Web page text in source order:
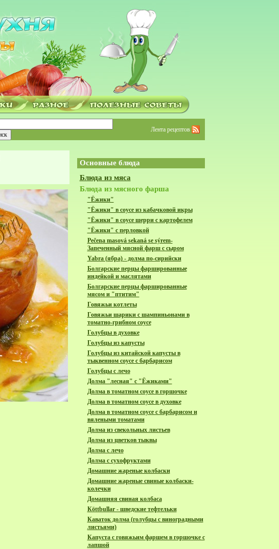
Лента рецептов
Основные блюда
Блюда из мяса
Блюда из мясного фарша
"Ёжики"
"Ёжики" в соусе из кабачковой икры
"Ёжики" в соусе шерри с картофелем
"Ёжики" с перловкой
Pečena masová sekaná se sýrem-
Запеченный мясной фарш с сыром
Yabra (ябра) - долма по-сирийски
Болгарские перцы фаршированные
индейкой и маслятами
Болгарские перцы фаршированные
мясом и "птитим"
Говяжьи котлеты
Говяжьи шарики с шампиньонами в
томатно-грибном соусе
Голубцы в духовке
Голубцы из капусты
Голубцы из китайской капусты в
тыквенном соусе с барбарисом
Голубцы с лечо
Долма "лесная" с "Ёжиками"
Долма в томатном соусе в горшочке
Долма в томатном соусе в духовке
Долма в томатном соусе с барбарисом и
вялеными томатами
Долма из свекольных листьев
Долма из цветков тыквы
Долма с лечо
Долма с сухофруктами
Домашние жареные колбаски
Домашние жареные свиные колбаски-
колечки
Домашняя свиная колбаса
Кöttbullar - шведские тефтельки
Каваток долма (голубцы с виноградными
листьями)
Капуста с говяжьим фаршем в горшочке с
лапшой